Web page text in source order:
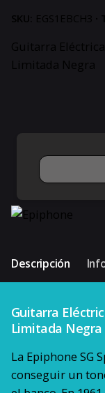
SKU: EGS1EBCH3
Guitarra
Limitada Negra
Descripción
Guitarra
Limitada Negra
La Epiphone SG
conseguir un